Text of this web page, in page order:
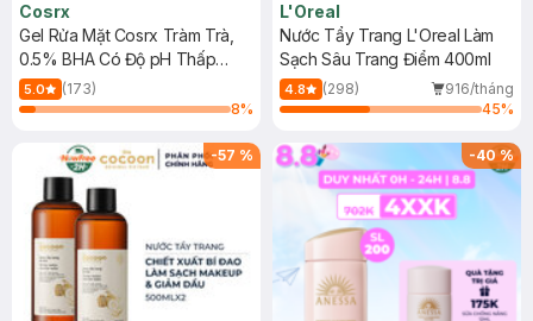
Cosrx
Gel Rửa Mặt Cosrx Tràm Trà,
0.5% BHA Có Độ pH Thấp
150ml
5.0
(173)
8%
L'Oreal
Nước Tẩy Trang L'Oreal Làm
Sạch Sâu Trang Điểm 400ml
4.8 (298)
916/tháng
45%
-57 % -40%